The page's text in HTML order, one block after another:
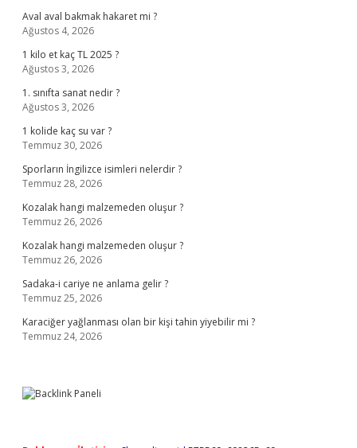
Aval aval bakmak hakaret mi ?
Ağustos 4, 2026
1 kilo et kaç TL 2025 ?
Ağustos 3, 2026
1. sınıfta sanat nedir ?
Ağustos 3, 2026
1 kolide kaç su var ?
Temmuz 30, 2026
Sporların İngilizce isimleri nelerdir ?
Temmuz 28, 2026
Kozalak hangi malzemeden oluşur ?
Temmuz 26, 2026
Kozalak hangi malzemeden oluşur ?
Temmuz 26, 2026
Sadaka-i cariye ne anlama gelir ?
Temmuz 25, 2026
Karaciğer yağlanması olan bir kişi tahin yiyebilir mi ?
Temmuz 24, 2026